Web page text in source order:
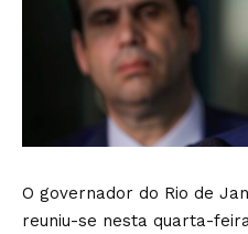
O governador do Rio de
reuniu-se nesta quarta-